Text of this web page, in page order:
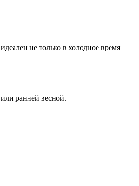
не только в холодное время
ранней весной.